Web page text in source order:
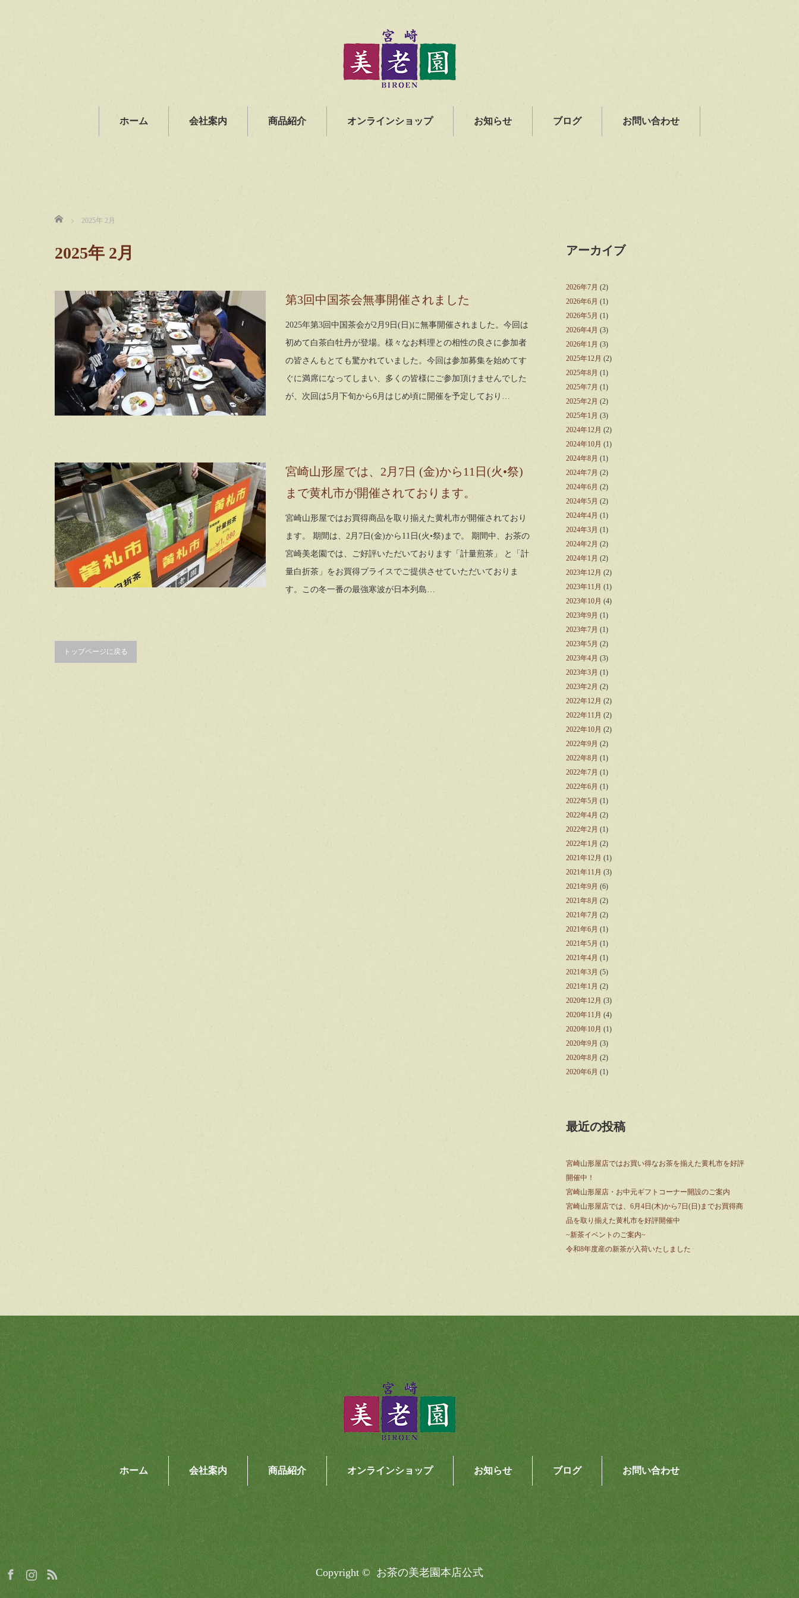
ホーム 会社案内 商品紹介 オンラインショップ お知らせ ブログ お問い合わせ
ホーム 2025年 2月
2025年 2月
第3回中国茶会無事開催されました
2025年第3回中国茶会が2月9日(日)に無事開催されました。今回は
初めて白茶白牡丹が登場。様々なお料理との相性の良さに参加者
の皆さんもとても驚かれていました。今回は参加募集を始めてす
ぐに満席になってしまい、多くの皆様にご参加頂けませんでした
が、次回は5月下旬から6月はじめ頃に開催を予定しており…
宮崎山形屋では、2月7日 (金)から11日(火•祭)
まで黄札市が開催されております。
宮崎山形屋ではお買得商品を取り揃えた黄札市が開催されており
ます。 期間は、2月7日(金)から11日(火•祭)まで。 期間中、お茶の
宮崎美老園では、ご好評いただいております「計量煎茶」 と「計
量白折茶」をお買得プライスでご提供させていただいておりま
す。この冬一番の最強寒波が日本列島…
トップページに戻る
アーカイブ
2026年7月 (2)
2026年6月 (1)
2026年5月 (1)
2026年4月 (3)
2026年1月 (3)
2025年12月 (2)
2025年8月 (1)
2025年7月 (1)
2025年2月 (2)
2025年1月 (3)
2024年12月 (2)
2024年10月 (1)
2024年8月 (1)
2024年7月 (2)
2024年6月 (2)
2024年5月 (2)
2024年4月 (1)
2024年3月 (1)
2024年2月 (2)
2024年1月 (2)
2023年12月 (2)
2023年11月 (1)
2023年10月 (4)
2023年9月 (1)
2023年7月 (1)
2023年5月 (2)
2023年4月 (3)
2023年3月 (1)
2023年2月 (2)
2022年12月 (2)
2022年11月 (2)
2022年10月 (2)
2022年9月 (2)
2022年8月 (1)
2022年7月 (1)
2022年6月 (1)
2022年5月 (1)
2022年4月 (2)
2022年2月 (1)
2022年1月 (2)
2021年12月 (1)
2021年11月 (3)
2021年9月 (6)
2021年8月 (2)
2021年7月 (2)
2021年6月 (1)
2021年5月 (1)
2021年4月 (1)
2021年3月 (5)
2021年1月 (2)
2020年12月 (3)
2020年11月 (4)
2020年10月 (1)
2020年9月 (3)
2020年8月 (2)
2020年6月 (1)
最近の投稿
宮崎山形屋店ではお買い得なお茶を揃えた黄札市を好評
開催中！
宮崎山形屋店・お中元ギフトコーナー開設のご案内
宮崎山形屋店では、6月4日(木)から7日(日)までお買得商
品を取り揃えた黄札市を好評開催中
~新茶イベントのご案内~
令和8年度産の新茶が入荷いたしました
ホーム 会社案内 商品紹介 オンラインショップ お知らせ ブログ お問い合わせ
FacebookInstagram
RSS Copyright ©お茶の美老園本店公式